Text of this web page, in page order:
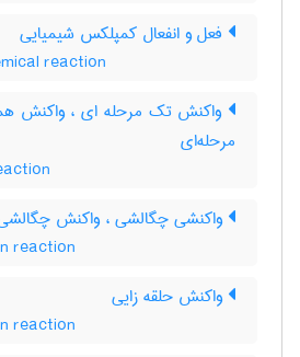
فعل و انفعال کمپلکس شیمیایی
reaction
واکنش تک مرحله ای ، واکنش
مرحله‌ای
واکنشی چگالشی ، واکنش
reaction
واکنش حلقه زایی
reaction